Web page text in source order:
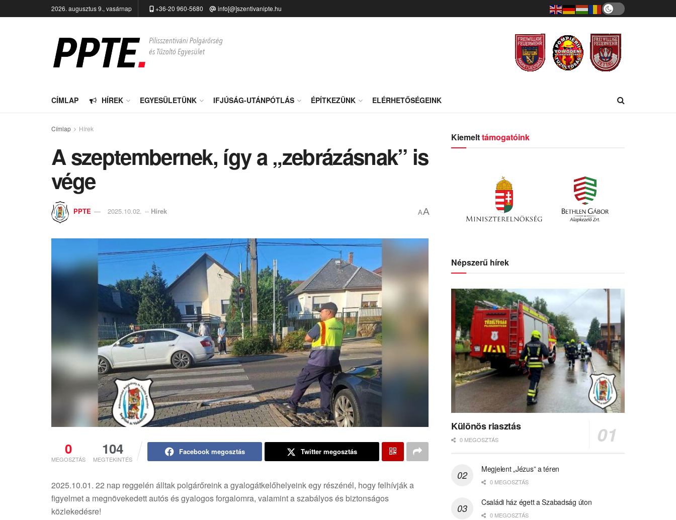
2026. augusztus 9., vasárnap +36-20 960-5680 info[@]szentivanipte.hu
CÍMLAP HÍREK EGYESÜLETÜNK IFJÚSÁG-UTÁNPÓTLÁS ÉPÍTKEZÜNK ELÉRHETŐSÉGEINK
Címlap Hírek
A szeptembernek, így a „zebrázásnak” is
vége
PPTE 2025.10.02. -- Hírek AA
0
MEGOSZTÁS
104
MEGTEKINTÉS
Facebook megosztás Twitter megosztás
2025.10.01. 22 nap reggelén álltak polgárőreink a gyalogátkelőhelyeink egy részénél, hogy felhívják a
figyelmet a megnövekedett autós és gyalogos forgalomra, valamint a szabályos és biztonságos
közlekedésre!
Kiemelttámogatóink
Népszerű hírek
Különös riasztás
0 MEGOSZTÁS
Megjelent „Jézus” a téren
0 MEGOSZTÁS
Családi ház égett a Szabadság úton
0 MEGOSZTÁS